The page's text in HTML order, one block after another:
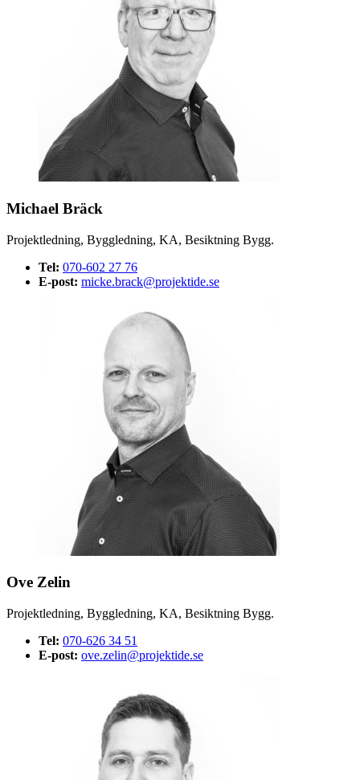
Michael Bräck
Projektledning, Byggledning, KA, Besiktning Bygg.
Tel: 070-602 27 76
E-post: micke.brack@projektide.se
Ove Zelin
Projektledning, Byggledning, KA, Besiktning Bygg.
Tel: 070-626 34 51
E-post: ove.zelin@projektide.se